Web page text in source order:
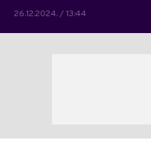
26.12.2024. / 13:44